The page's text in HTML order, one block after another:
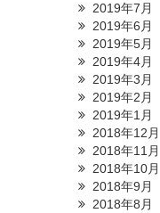
2019年7月
2019年6月
2019年5月
2019年4月
2019年3月
2019年2月
2019年1月
2018年12月
2018年11月
2018年10月
2018年9月
2018年8月